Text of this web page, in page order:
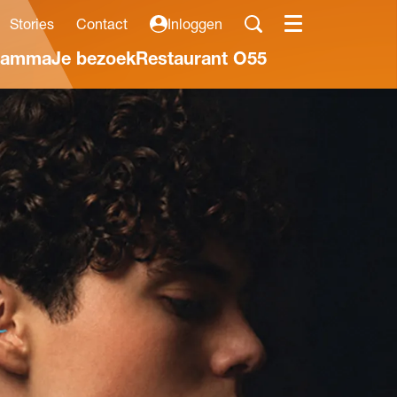
Stories Contact Inloggen
Je bezoekRestaurant O55
Menu